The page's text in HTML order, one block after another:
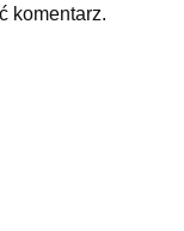
komentarz.